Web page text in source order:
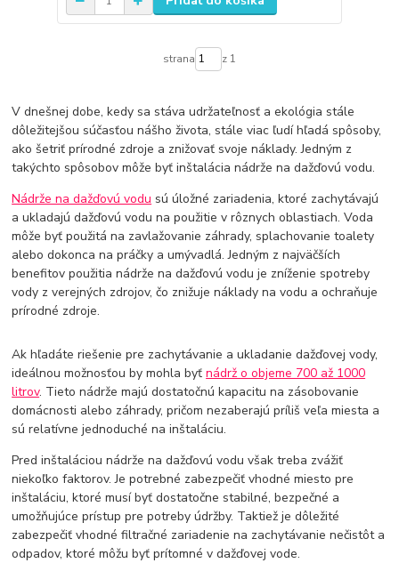
strana z 1
V dnešnej dobe, kedy sa stáva udržateľnosť a ekológia stále
dôležitejšou súčasťou nášho života, stále viac ľudí hľadá spôsoby,
ako šetriť prírodné zdroje a znižovať svoje náklady. Jedným z
takýchto spôsobov môže byť inštalácia nádrže na dažďovú vodu.
Nádrže na dažďovú vodu sú úložné zariadenia, ktoré zachytávajú
a ukladajú dažďovú vodu na použitie v rôznych oblastiach. Voda
môže byť použitá na zavlažovanie záhrady, splachovanie toalety
alebo dokonca na práčky a umývadlá. Jedným z najväčších
benefitov použitia nádrže na dažďovú vodu je zníženie spotreby
vody z verejných zdrojov, čo znižuje náklady na vodu a ochraňuje
prírodné zdroje.
Ak hľadáte riešenie pre zachytávanie a ukladanie dažďovej vody,
ideálnou možnosťou by mohla byťnádrž o objeme 700 až 1000
litrov. Tieto nádrže majú dostatočnú kapacitu na zásobovanie
domácnosti alebo záhrady, pričom nezaberajú príliš veľa miesta a
sú relatívne jednoduché na inštaláciu.
Pred inštaláciou nádrže na dažďovú vodu však treba zvážiť
niekoľko faktorov. Je potrebné zabezpečiť vhodné miesto pre
inštaláciu, ktoré musí byť dostatočne stabilné, bezpečné a
umožňujúce prístup pre potreby údržby. Taktiež je dôležité
zabezpečiť vhodné filtračné zariadenie na zachytávanie nečistôt a
odpadov, ktoré môžu byť prítomné v dažďovej vode.